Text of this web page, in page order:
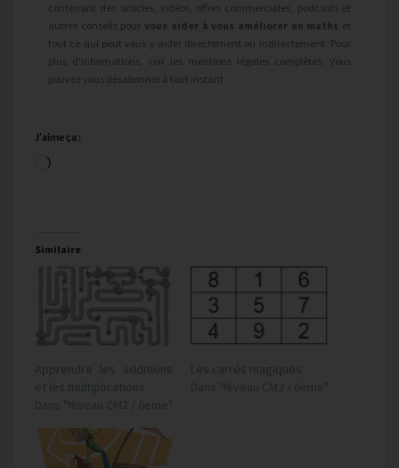
contenant des articles, vidéos, offres commerciales, podcasts et
autres conseils pour vous aider à vous améliorer en maths et
tout ce qui peut vous y aider directement ou indirectement. Pour
plus d'informations, voir les mentions légales complètes. Vous
pouvez vous désabonner à tout instant.
J’aime ça :
Chargement…
Similaire
Apprendre les additions
et les multiplications
Les carrés magiques